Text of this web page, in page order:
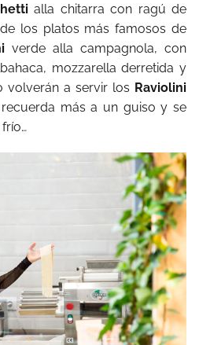
alla chitarra con ragú de
los platos más famosos de
verde alla campagnola, con
mozzarella derretida y
volverán a servir los Raviolini
más a un guiso y se